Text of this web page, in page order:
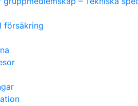
försäkring